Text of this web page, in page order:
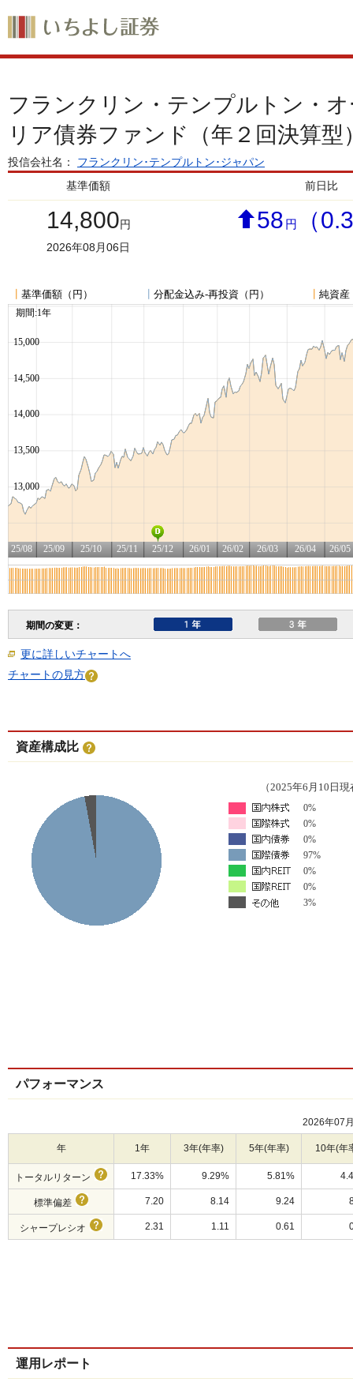
フランクリン・テンプルトン・
リア債券ファンド（年２回決算型
投信会社名： フランクリン･テンプルトン･ジャパン
基準価額
前日比
14,800円 58 円 （
2026年08月06日
更に詳しいチャートへ
チャートの見方
資産構成比
（2025年6月10日
0%
0%
0%
97%
0%
0%
3%
パフォーマンス
2026年07
年 1年 3年(年率) 5年(年率) 10年(年
トータルリターン 17.33% 9.29% 5.81%
標準偏差 7.20 8.14 9.24
シャープレシオ 2.31 1.11 0.61
運用レポート